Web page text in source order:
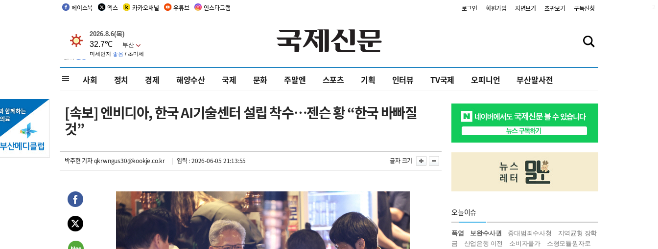
페이스북 엑스 카카오채널 유튜브 인스타그램 로그인 회원가입 지면보기 초판보기 구독신청
사회 정치 경제 해양수산 국제 문화 주말엔 스포츠 기획 인터뷰 TV국제 오피니언 부산말사전
[속보] 엔비디아, 한국 AI기술센터 설립 착수…젠슨 황 “한국 바빠질
것”
박주현 기자qkrwngus30@kookje.co.kr | 입력 : 2026-06-05 21:13:55 글자 크기
오늘이슈
폭염 보완수사권 중대범죄수사청
지역균형 장학
금
산업은행 이전 소비자물가
소형모듈원자로